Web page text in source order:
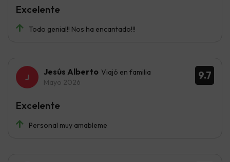
Todo genial!! Nos ha encantado!!!
Excelente
9.7
Jesús Alberto Viajó en familia
Mayo 2026
Personal muy amableme
Excelente